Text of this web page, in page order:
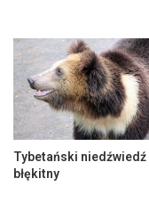
Tybetański niedźwiedź
błękitny